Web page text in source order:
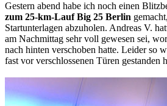
Gestern abend habe ich noch einen
zum 25-km-Lauf Big 25 Berlin
Startunterlagen abzuholen. Andreas V.
am Nachmittag sehr voll gewesen sei,
nach hinten verschoben hatte. Leider so
fast vor verschlossenen Türen gestanden